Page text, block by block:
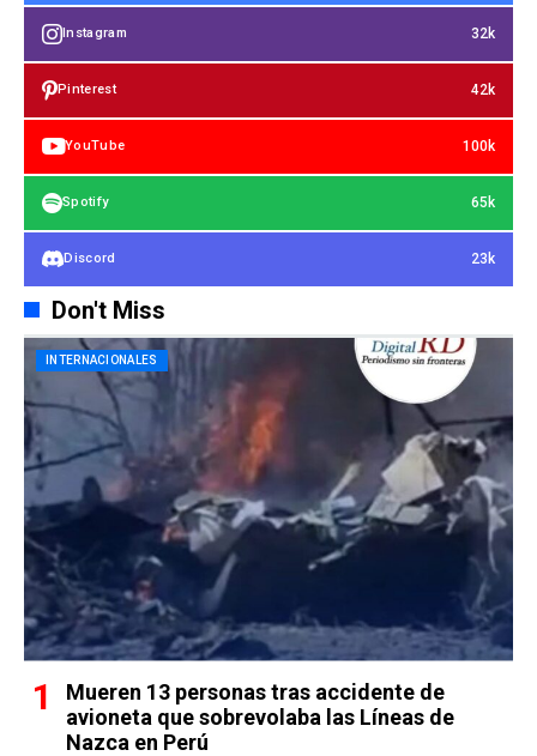
Instagram 32k
Pinterest 42k
YouTube 100k
Spotify 65k
Discord 23k
Don't Miss
INTERNACIONALES
Mueren 13 personas tras accidente de
avioneta que sobrevolaba las Líneas de
Nazca en Perú